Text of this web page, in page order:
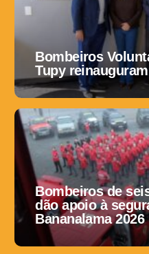
Bombeiros
Tupy
Bombeiros de
dão apoio à
Bananalama 2026